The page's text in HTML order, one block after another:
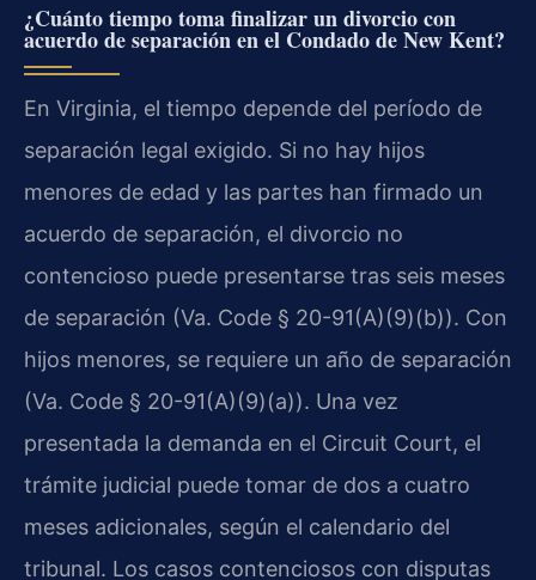
¿Cuánto tiempo toma finalizar un divorcio con
acuerdo de separación en el Condado de New Kent?
En Virginia, el tiempo depende del período de
separación legal exigido. Si no hay hijos
menores de edad y las partes han firmado un
acuerdo de separación, el divorcio no
contencioso puede presentarse tras seis meses
de separación (Va. Code § 20-91(A)(9)(b)). Con
hijos menores, se requiere un año de separación
(Va. Code § 20-91(A)(9)(a)). Una vez
presentada la demanda en el Circuit Court, el
trámite judicial puede tomar de dos a cuatro
meses adicionales, según el calendario del
tribunal. Los casos contenciosos con disputas